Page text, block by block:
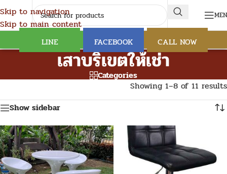
Skip to navigation
Skip to main content
LINE FACEBOOK CALL NOW
เสาบริเขตให้เช่า
Categories
Showing 1–8 of 11 results
Show sidebar